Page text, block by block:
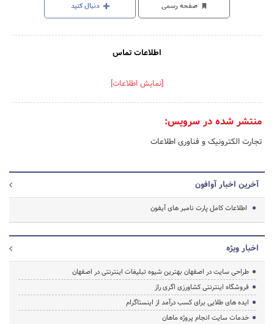
صفحه رسمی دنبال کنید
اطلاعات تماس
[نمایش اطلاعات]
منتشر شده در سرویس:
تجارت الکترونیک و فناوری اطلاعات
آخرین اخبار آوافون
اطلاعات کامل پارت نامبر های آیفون
اخبار ویژه
طراحی سایت در اصفهان بهترین شیوه تبلیغات اینترنتی در اصفهان
فروشگاه اینترنتی کشاورزی اگری راز
ایده های طلایی برای کسب درآمد از اینستاگرام
خدمات سایت انجام پروژه ماهان